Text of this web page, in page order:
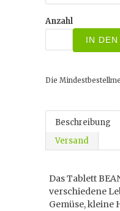
Anzahl
IN DEN
Die
Beschreibung
Versand
Das Tablett
verschiedene
Gemüse, kleine